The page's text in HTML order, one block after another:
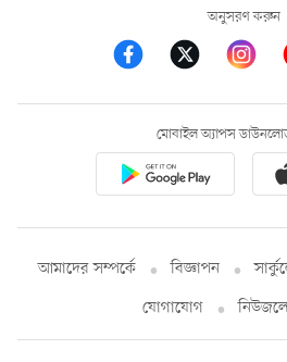
অনুসরণ করুন
মোবাইল অ্যাপস
আমাদের সম্পর্কে বিজ্ঞাপন
যোগাযোগ